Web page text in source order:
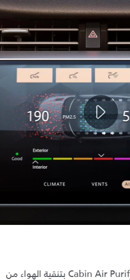
يقوم نظام تنقية هواء المقصورة Cabin Air Purification Plus بتنقية الهواء من